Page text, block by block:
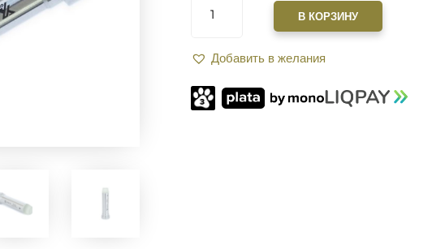
ТОВАРА
XGUN
ДЛЯ
AR-
В КОРЗИНУ
Добавить в желания